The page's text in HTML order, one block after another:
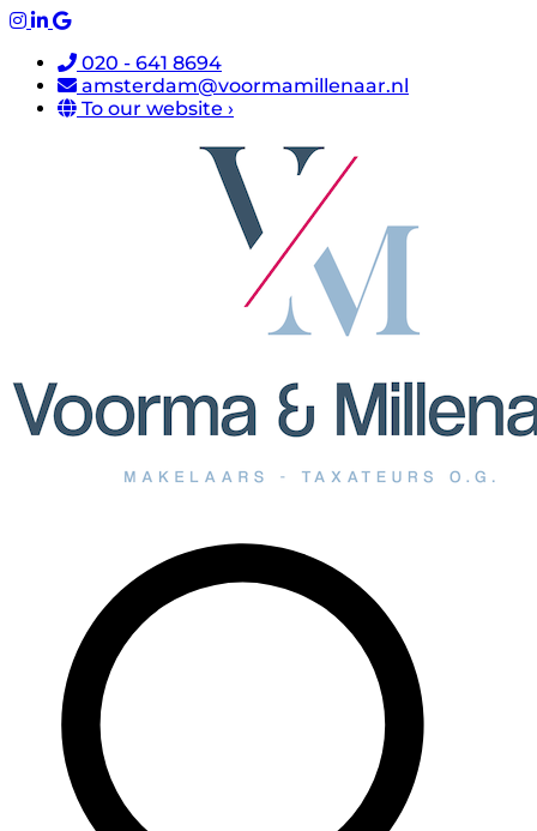
020 - 641 8694
amsterdam@voormamillenaar.nl
To our website ›